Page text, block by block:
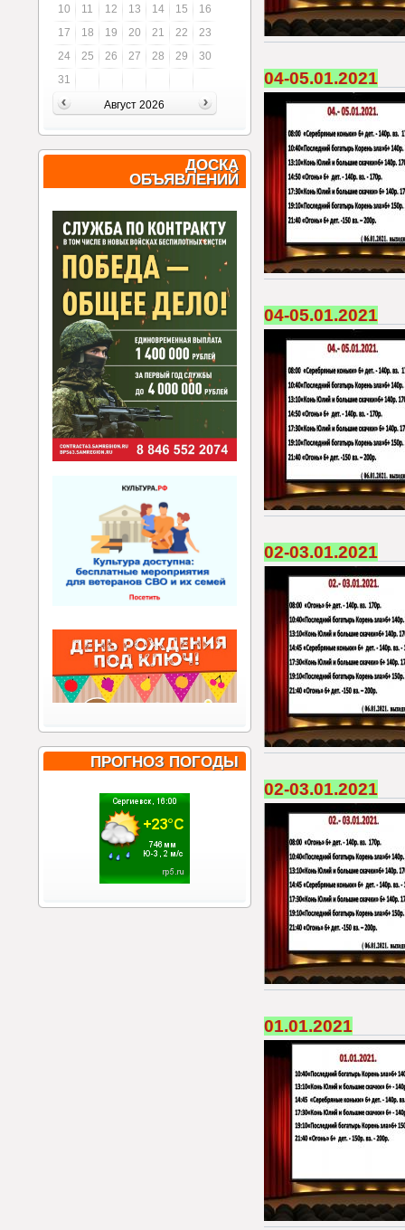
10
11 12 13 14 15
16
17
18 19 20 21 22
23
24
25 26 27 28 29
30
31
Август 2026
ДОСКА
ОБЪЯВЛЕНИЙ
ПРОГНОЗ ПОГОДЫ
04-05.01.2021
04-05.01.2021
02-03.01.2021
02-03.01.2021
01.01.2021